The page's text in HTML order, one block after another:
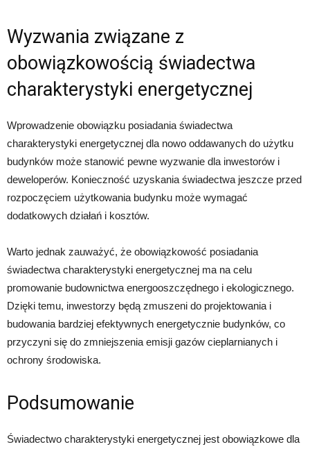
Wyzwania związane z
obowiązkowością świadectwa
charakterystyki energetycznej
Wprowadzenie obowiązku posiadania świadectwa
charakterystyki energetycznej dla nowo oddawanych do użytku
budynków może stanowić pewne wyzwanie dla inwestorów i
deweloperów. Konieczność uzyskania świadectwa jeszcze przed
rozpoczęciem użytkowania budynku może wymagać
dodatkowych działań i kosztów.
Warto jednak zauważyć, że obowiązkowość posiadania
świadectwa charakterystyki energetycznej ma na celu
promowanie budownictwa energooszczędnego i ekologicznego.
Dzięki temu, inwestorzy będą zmuszeni do projektowania i
budowania bardziej efektywnych energetycznie budynków, co
przyczyni się do zmniejszenia emisji gazów cieplarnianych i
ochrony środowiska.
Podsumowanie
Świadectwo charakterystyki energetycznej jest obowiązkowe dla